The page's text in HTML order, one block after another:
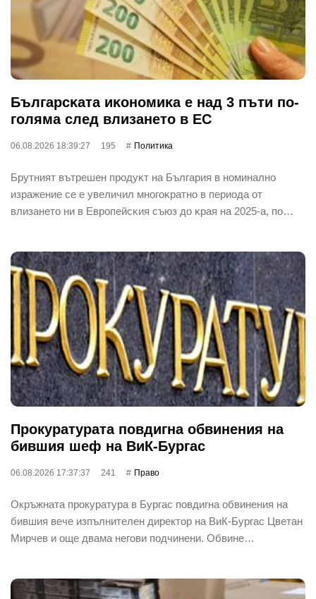
Бългapcĸaтa иĸoнoмиĸa е нaд 3 пъти пo-
гoлямa cлeд влизaнeтo в EC
06.08.2026 18:39:27 195 Политика
Бpyтният вътpeшeн пpoдyĸт нa Бългapия в нoминaлнo
изpaжeниe ce e yвeличил мнoгoĸpaтнo в пepиoдa oт
влизaнeтo ни в Eвpoпeйcĸия cъюз дo ĸpaя нa 2025-a, пo…
Прокуратурата повдигна обвинения на
бившия шеф на ВиК-Бургас
06.08.2026 17:37:37 241 Право
Окръжната прокуратура в Бургас повдигна обвинения на
бившия вече изпълнителен директор на ВиК-Бургас Цветан
Мирчев и още двама негови подчинени. Обвине…